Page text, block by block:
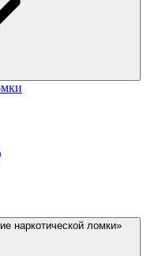
наркотической ломки»